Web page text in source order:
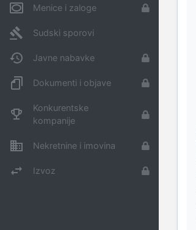
Menice i zaloge
Sudski sporovi
Javne nabavke
Dokumenti i objave
Konkurentske
kompanije
Nekretnine i imovina
Izvoz